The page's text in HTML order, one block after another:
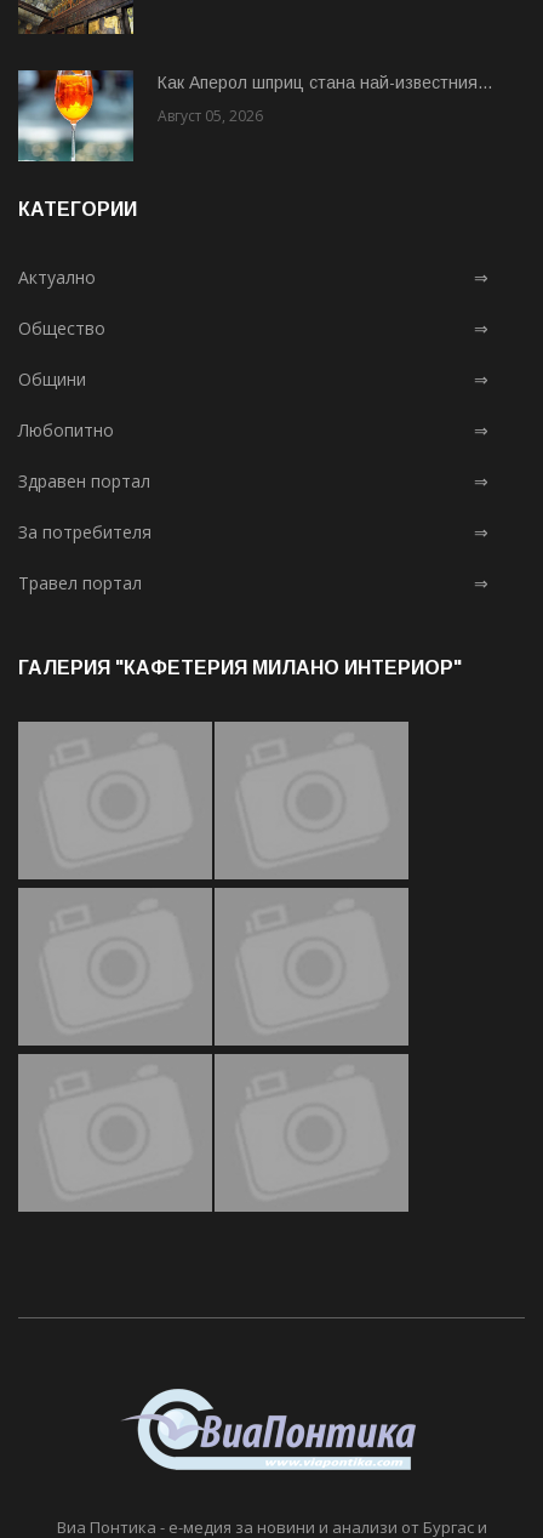
Как Аперол шприц стана най-известния...
Август 05, 2026
КАТЕГОРИИ
Актуално ⇒
Общество ⇒
Общини ⇒
Любопитно ⇒
Здравен портал ⇒
За потребителя ⇒
Травел портал ⇒
ГАЛЕРИЯ "КАФЕТЕРИЯ МИЛАНО ИНТЕРИОР"
Виа Понтика - е-медия за новини и анализи от Бургас и